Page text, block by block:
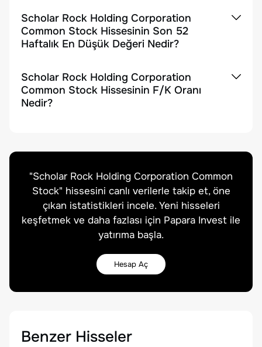
Scholar Rock Holding Corporation
Common Stock Hissesinin Son 52
Haftalık En Düşük Değeri Nedir?
Scholar Rock Holding Corporation
Common Stock Hissesinin F/K Oranı
Nedir?
"Scholar Rock Holding Corporation Common
Stock" hissesini canlı verilerle takip et, öne
çıkan istatistikleri incele. Yeni hisseleri
keşfetmek ve daha fazlası için Papara Invest ile
yatırıma başla.
Hesap Aç
Benzer Hisseler